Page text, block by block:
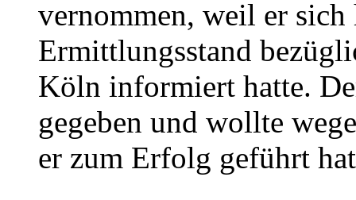
vernommen, weil er
Ermittlungsstand
Köln informiert hatte.
gegeben und wollte
er zum Erfolg geführt